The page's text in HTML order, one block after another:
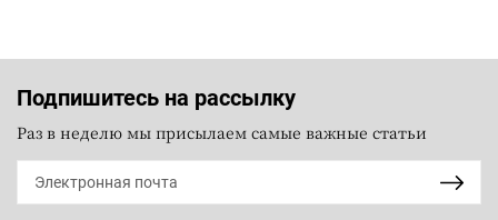
Подпишитесь на рассылку
Раз в неделю мы присылаем самые важные статьи